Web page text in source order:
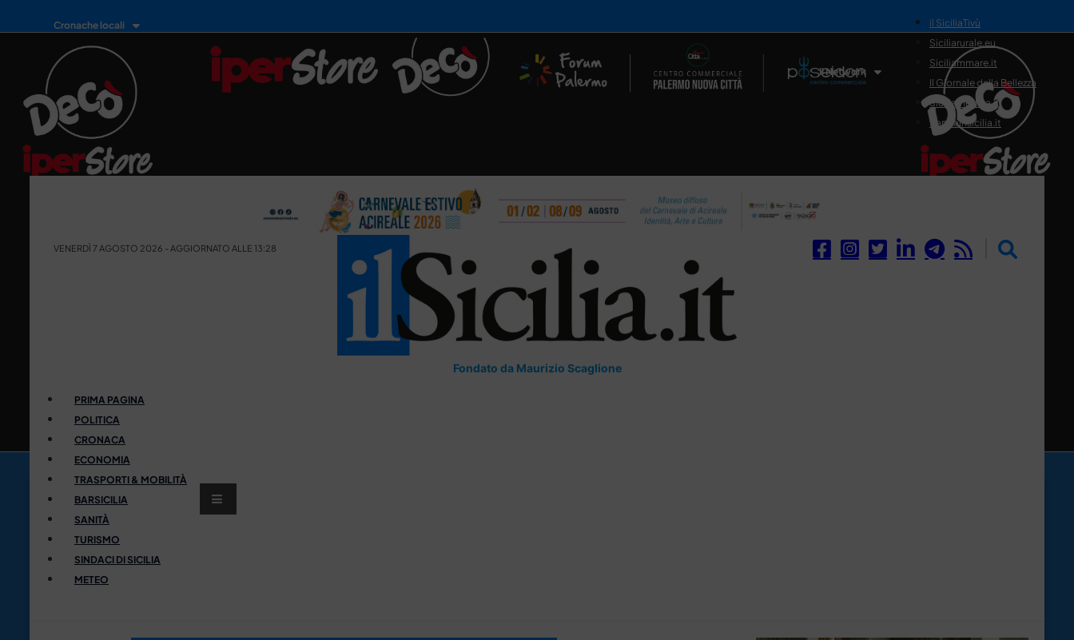
Cronache locali
Il Network
il SiciliaTivù
Siciliarurale.eu
Siciliammare.it
Il Giornale della Bellezza
Siciliamedica.it
Sanitainsicilia.it
VENERDÌ 7 AGOSTO 2026 - AGGIORNATO ALLE 13:28
Fondato da Maurizio Scaglione
PRIMA PAGINA
POLITICA
CRONACA
ECONOMIA
TRASPORTI & MOBILITÀ
BARSICILIA
SANITÀ
TURISMO
SINDACI DI SICILIA
METEO